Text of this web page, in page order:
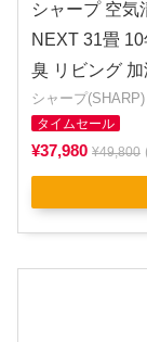
シャープ 空気
NEXT 31畳
臭 リビング
シャープ(SHARP)
タイムセール
¥37,980 ¥49,800